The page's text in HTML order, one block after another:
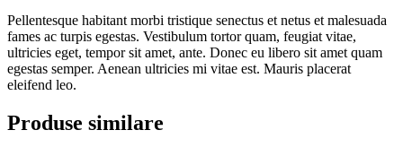
Pellentesque habitant morbi tristique senectus et netus et malesuada
fames ac turpis egestas. Vestibulum tortor quam, feugiat vitae,
ultricies eget, tempor sit amet, ante. Donec eu libero sit amet quam
egestas semper. Aenean ultricies mi vitae est. Mauris placerat
eleifend leo.
Produse similare